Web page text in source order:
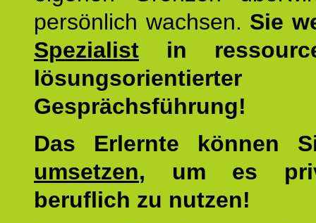
persönlich wachsen. Sie
Spezialist in
lösungsorientierter
Gesprächsführung!
Das Erlernte können
umsetzen, um es
beruflich zu nutzen!